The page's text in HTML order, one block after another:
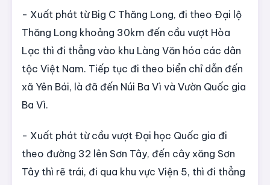
- Xuất phát từ Big C Thăng Long, đi theo Đại lộ
Thăng Long khoảng 30km đến cầu vượt Hòa
Lạc thì đi thẳng vào khu Làng Văn hóa các dân
tộc Việt Nam. Tiếp tục đi theo biển chỉ dẫn đến
xã Yên Bái, là đã đến Núi Ba Vì và Vườn Quốc gia
Ba Vì.
- Xuất phát từ cầu vượt Đại học Quốc gia đi
theo đường 32 lên Sơn Tây, đến cây xăng Sơn
Tây thì rẽ trái, đi qua khu vực Viện 5, thì đi thẳng